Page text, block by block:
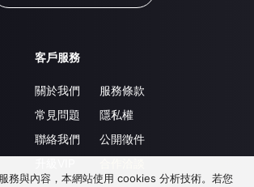
客戶服務
關於我們
常見問題
聯絡我們
服務條款
隱私權
公開徵件
務與內容，本網站使用 cookies 分析技術。若您